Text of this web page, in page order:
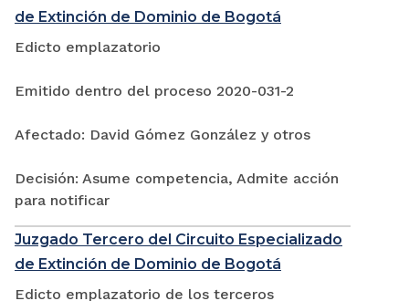
de Extinción de Dominio de Bogotá
Edicto emplazatorio
Emitido dentro del proceso 2020-031-2
Afectado: David Gómez González y otros
Decisión: Asume competencia, Admite acción
para notificar
Juzgado Tercero del Circuito Especializado
de Extinción de Dominio de Bogotá
Edicto emplazatorio de los terceros